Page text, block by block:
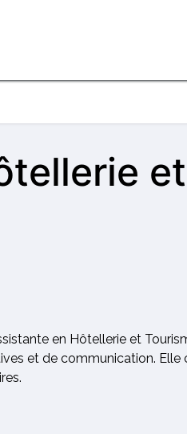
et
en Hôtellerie et
et de communication.